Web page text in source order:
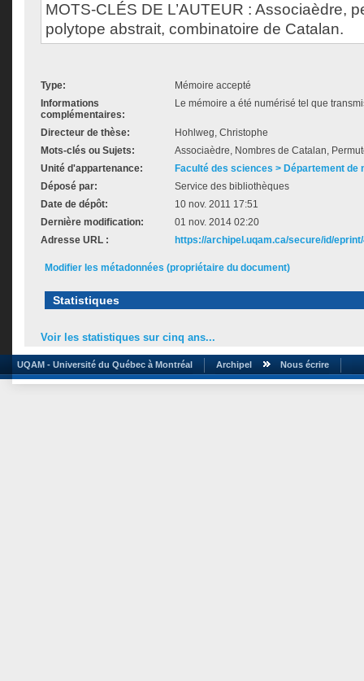
MOTS-CLÉS DE L’AUTEUR : Associaèdre,
polytope abstrait, combinatoire de Catalan.
Type:
Mémoire accepté
Informations
complémentaires:
Le mémoire a été numérisé tel que
Directeur de thèse:
Hohlweg, Christophe
Mots-clés ou Sujets:
Associaèdre, Nombres de Catalan,
Unité d'appartenance:
Faculté des sciences > Département de
Déposé par:
Service des bibliothèques
Date de dépôt:
10 nov. 2011 17:51
Dernière modification:
01 nov. 2014 02:20
Adresse URL :
https://archipel.uqam.ca/secure/id/
Modifier les métadonnées (propriétaire du document)
Statistiques
Voir les statistiques sur cinq ans...
UQAM - Université du Québec à Montréal Archipel Nous écrire